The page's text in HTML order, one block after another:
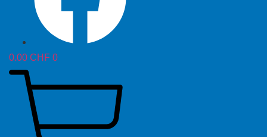
0.00 CHF 0